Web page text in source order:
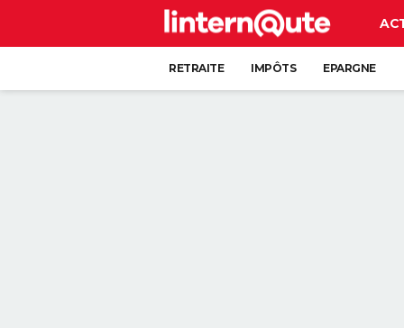
RETRAITE IMPÔTS EPARGNE